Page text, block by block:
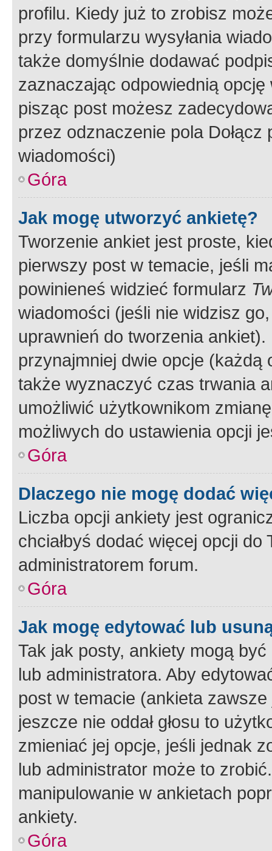
profilu. Kiedy już to zrobisz
przy formularzu wysyłania
także domyślnie dodawać
zaznaczając odpowiednią
pisząc post możesz
przez odznaczenie pola
wiadomości)
Góra
Jak mogę utworzyć ankietę?
Tworzenie ankiet jest proste,
pierwszy post w temacie, jeśli
powinieneś widzieć formularz
wiadomości (jeśli nie widzisz
uprawnień do tworzenia
przynajmniej dwie opcje
także wyznaczyć czas trwania
umożliwić użytkownikom
możliwych do ustawienia opcji
Góra
Dlaczego nie mogę dodać
Liczba opcji ankiety jest
chciałbyś dodać więcej opcji
administratorem forum.
Góra
Jak mogę edytować lub
Tak jak posty, ankiety mogą
lub administratora. Aby
post w temacie (ankieta
jeszcze nie oddał głosu to
zmieniać jej opcje, jeśli jednak
lub administrator może to
manipulowanie w ankietach
ankiety.
Góra